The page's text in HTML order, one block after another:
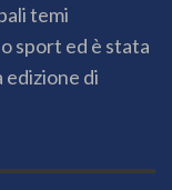
temi
sport ed è stata
di